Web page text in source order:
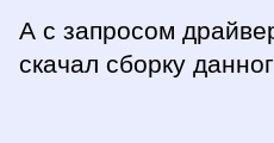
А с запросом
скачал сборку